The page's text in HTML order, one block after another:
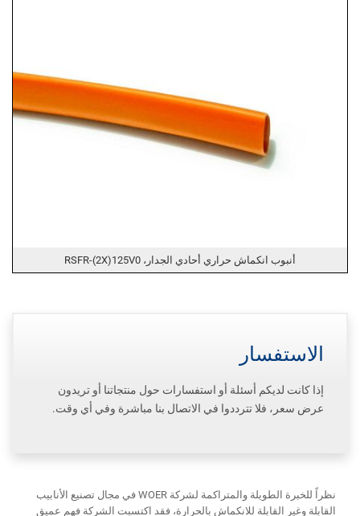
أنبوب انكماش حراري أحادي الجدار، RSFR-(2X)125V0
الاستفسار
إذا كانت لديكم أسئلة أو استفسارات حول منتجاتنا أو تريدون
عرض سعر، فلا تترددوا في الاتصال بنا مباشرة وفي أي وقت.
نظراً للخبرة الطويلة والمتراكمة لشركة WOER في مجال تصنيع الأنابيب
القابلة وغير القابلة للانكماش بالحرارة، فقد اكتسبت الشركة فهم عميق